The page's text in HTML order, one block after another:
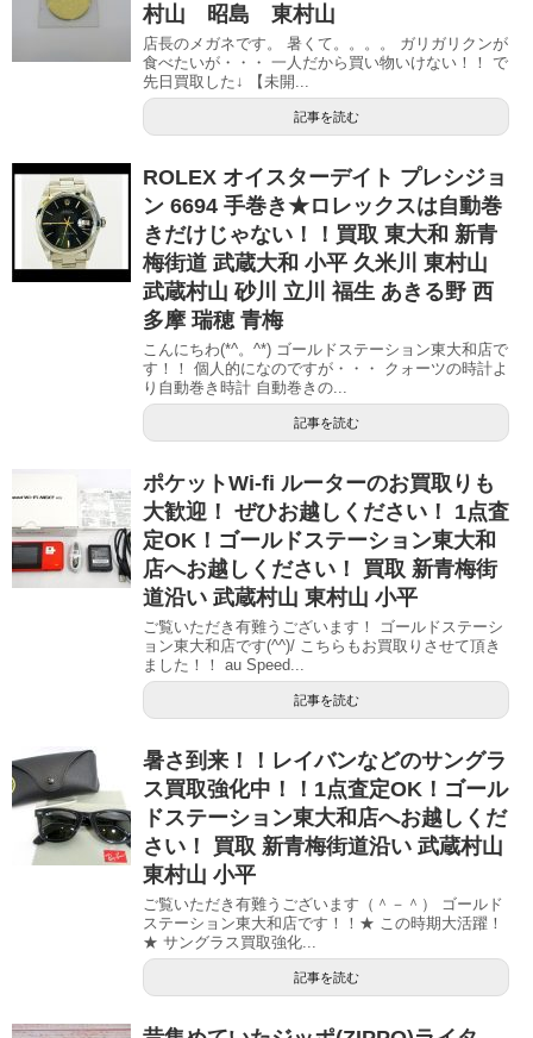
村山 昭島 東村山
店長のメガネです。 暑くて。。。。 ガリガリクンが
食べたいが・・・ 一人だから買い物いけない！！ で
先日買取した↓ 【未開...
記事を読む
ROLEX オイスターデイト プレシジョ
ン 6694 手巻き★ロレックスは自動巻
きだけじゃない！！買取 東大和 新青
梅街道 武蔵大和 小平 久米川 東村山
武蔵村山 砂川 立川 福生 あきる野 西
多摩 瑞穂 青梅
こんにちわ(*^。^*) ゴールドステーション東大和店で
す！！ 個人的になのですが・・・ クォーツの時計よ
り自動巻き時計 自動巻きの...
記事を読む
ポケットWi-fi ルーターのお買取りも
大歓迎！ ぜひお越しください！ 1点査
定OK！ゴールドステーション東大和
店へお越しください！ 買取 新青梅街
道沿い 武蔵村山 東村山 小平
ご覧いただき有難うございます！ ゴールドステーシ
ョン東大和店です(^^)/ こちらもお買取りさせて頂き
ました！！ au Speed...
記事を読む
暑さ到来！！レイバンなどのサングラ
ス買取強化中！！1点査定OK！ゴール
ドステーション東大和店へお越しくだ
さい！ 買取 新青梅街道沿い 武蔵村山
東村山 小平
ご覧いただき有難うございます（＾－＾） ゴールド
ステーション東大和店です！！★ この時期大活躍！
★ サングラス買取強化...
記事を読む